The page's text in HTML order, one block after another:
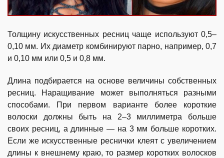
Толщину искусственных ресниц чаще используют 0,5–
0,10 мм. Их диаметр комбинируют парно, например, 0,7
и 0,10 мм или 0,5 и 0,8 мм.
Длина подбирается на основе величины собственных
ресниц. Наращивание может выполняться разными
способами. При первом варианте более короткие
волоски должны быть на 2–3 миллиметра больше
своих ресниц, а длинные — на 3 мм больше коротких.
Если же искусственные реснички клеят с увеличением
длины к внешнему краю, то размер коротких волосков